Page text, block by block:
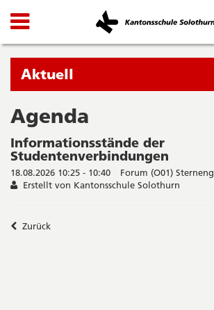
Kanton
Solothurn
Wichtige
Seiten
Startseite
Hauptnavigation
Inhalt
Sitemap
Suche
Navigation
und
Suche
Navigation
Sie
befinden
sich
gerade
in:
Aktuell
Agenda
Informationsstände der
Studentenverbindungen
18.08.2026 10:25 - 10:40
Forum (O01)
Erstellt von Kantonsschule Solothurn
Zurück